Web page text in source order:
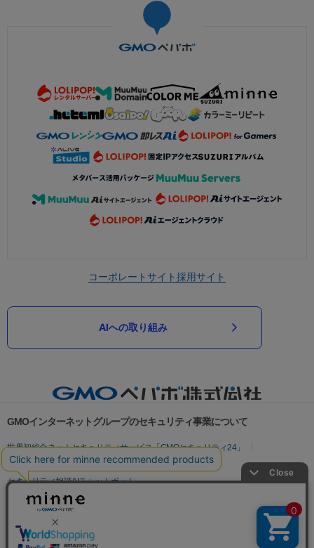
コーポレートサイト採用サイト
AIへの取り組み
GMOインターネットグループのセキュリティ事業について
世界初総合ネットセキュリティサービス「GMOセキュリティ24」
パスワード漏洩診断
Webサイトリスク診断
セキュリティ相談AIチャットボット
実在証明・盗聴対策
サイバー攻撃対策（GMO Flatt Security）